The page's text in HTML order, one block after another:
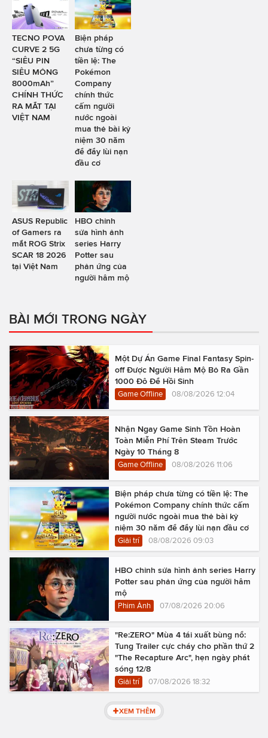
TECNO POVA
CURVE 2 5G
“SIÊU PIN
SIÊU MỎNG
8000mAh”
CHÍNH THỨC
RA MẮT TẠI
VIỆT NAM
Biện pháp
chưa từng có
tiền lệ: The
Pokémon
Company
chính thức
cấm người
nước ngoài
mua thẻ bài kỷ
niệm 30 năm
để đẩy lùi nạn
đầu cơ
ASUS Republic
of Gamers ra
mắt ROG Strix
SCAR 18 2026
tại Việt Nam
HBO chỉnh
sửa hình ảnh
series Harry
Potter sau
phản ứng của
người hâm mộ
BÀI MỚI TRONG NGÀY
Một Dự Án Game Final Fantasy Spin-
off Được Người Hâm Mộ Bỏ Ra Gần
1000 Đô Để Hồi Sinh
Game Offline 08/08/2026 12:04
Nhận Ngay Game Sinh Tồn Hoàn
Toàn Miễn Phí Trên Steam Trước
Ngày 10 Tháng 8
Game Offline 08/08/2026 11:06
Biện pháp chưa từng có tiền lệ: The
Pokémon Company chính thức cấm
người nước ngoài mua thẻ bài kỷ
niệm 30 năm để đẩy lùi nạn đầu cơ
Giải trí 08/08/2026 09:03
HBO chỉnh sửa hình ảnh series Harry
Potter sau phản ứng của người hâm
mộ
Phim Ảnh 07/08/2026 20:06
"Re:ZERO" Mùa 4 tái xuất bùng nổ:
Tung Trailer cực cháy cho phần thứ 2
"The Recapture Arc", hẹn ngày phát
sóng 12/8
Giải trí 07/08/2026 18:32
XEM THÊM